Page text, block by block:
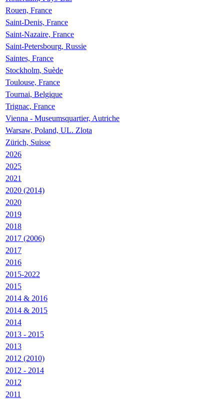
Rouen, France
Saint-Denis, France
Saint-Nazaire, France
Saint-Petersbourg, Russie
Saintes, France
Stockholm, Suède
Toulouse, France
Tournai, Belgique
Trignac, France
Vienna - Museumsquartier, Autriche
Warsaw, Poland, UL. Zlota
Zürich, Suisse
2026
2025
2021
2020 (2014)
2020
2019
2018
2017 (2006)
2017
2016
2015-2022
2015
2014 & 2016
2014 & 2015
2014
2013 - 2015
2013
2012 (2010)
2012 - 2014
2012
2011